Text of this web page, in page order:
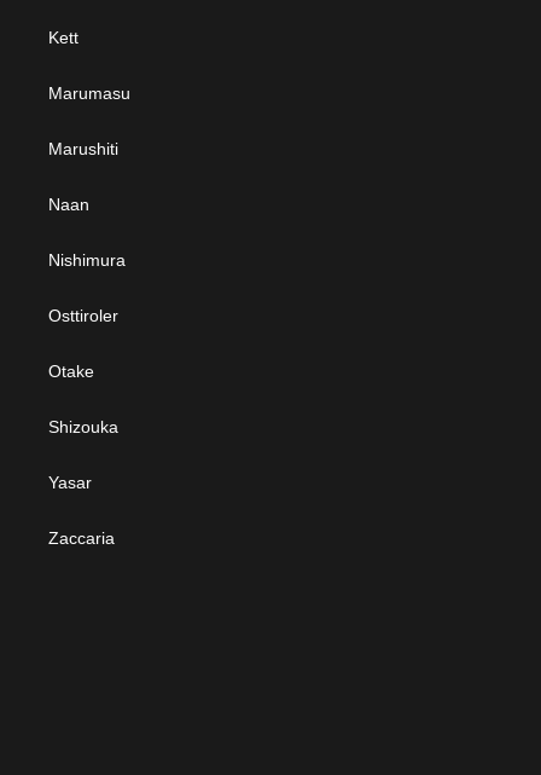
Kett
Marumasu
Marushiti
Naan
Nishimura
Osttiroler
Otake
Shizouka
Yasar
Zaccaria